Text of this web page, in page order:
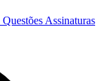
Questões Assinaturas